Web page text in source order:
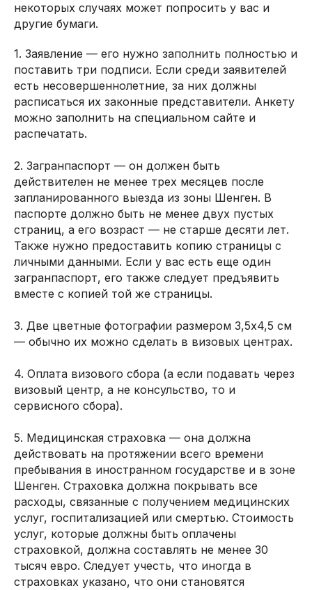
некоторых случаях может попросить у вас и
другие бумаги.
1. Заявление — его нужно заполнить полностью и
поставить три подписи. Если среди заявителей
есть несовершеннолетние, за них должны
расписаться их законные представители. Анкету
можно заполнить на специальном сайте и
распечатать.
2. Загранпаспорт — он должен быть
действителен не менее трех месяцев после
запланированного выезда из зоны Шенген. В
паспорте должно быть не менее двух пустых
страниц, а его возраст — не старше десяти лет.
Также нужно предоставить копию страницы с
личными данными. Если у вас есть еще один
загранпаспорт, его также следует предъявить
вместе с копией той же страницы.
3. Две цветные фотографии размером 3,5х4,5 см
— обычно их можно сделать в визовых центрах.
4. Оплата визового сбора (а если подавать через
визовый центр, а не консульство, то и
сервисного сбора).
5. Медицинская страховка — она должна
действовать на протяжении всего времени
пребывания в иностранном государстве и в зоне
Шенген. Страховка должна покрывать все
расходы, связанные с получением медицинских
услуг, госпитализацией или смертью. Стоимость
услуг, которые должны быть оплачены
страховкой, должна составлять не менее 30
тысяч евро. Следует учесть, что иногда в
страховках указано, что они становятся